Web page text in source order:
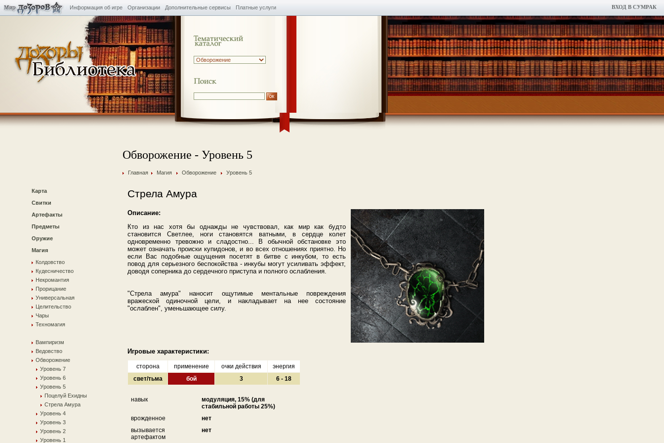
Информация об игре Организации Дополнительные сервисы Платные услуги ВХОД В СУМРАК
Карта
Свитки
Артефакты
Предметы
Оружие
Магия
Колдовство
Кудесничество
Некромантия
Прорицание
Универсальная
Целительство
Чары
Техномагия
Вампиризм
Ведовство
Обворожение
Уровень 7
Уровень 6
Уровень 5
Поцелуй Ехидны
Стрела Амура
Уровень 4
Уровень 3
Уровень 2
Уровень 1
Обворожение - Уровень 5
Главная Магия Обворожение Уровень 5
Стрела Амура
Описание:
Кто из нас хотя бы однажды не чувствовал, как мир как будто
становится Светлее, ноги становятся ватными, в сердце колет
одновременно тревожно и сладостно... В обычной обстановке это
может означать происки купидонов, и во всех отношениях приятно. Но
если Вас подобные ощущения посетят в битве с инкубом, то есть
повод для серьезного беспокойства - инкубы могут усиливать эффект,
доводя соперника до сердечного приступа и полного ослабления.
"Стрела амура" наносит ощутимые ментальные повреждения
вражеской одиночной цели, и накладывает на нее состояние
"ослаблен", уменьшающее силу.
Игровые характеристики:
сторона применение очки действия
энергия
свет/тьма
бой 3 6 - 18
навык
модуляция, 15% (для
стабильной работы 25%)
врожденное
нет
вызывается
артефактом
нет